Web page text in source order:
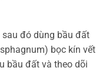
sau đó dùng bầu đất
bọc kín vết
bầu đất và theo dõi